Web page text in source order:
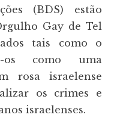
(BDS) estão
Gay de Tel
tais como o
os como uma
rosa israelense
os crimes e
israelenses.